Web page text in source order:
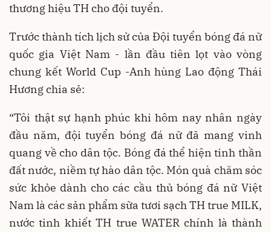
thương hiệu TH cho đội tuyển.
Trước thành tích lịch sử của Đội tuyển bóng đá nữ
quốc gia Việt Nam - lần đầu tiên lọt vào vòng
chung kết World Cup -Anh hùng Lao động Thái
Hương chia sẻ:
“Tôi thật sự hạnh phúc khi hôm nay nhân ngày
đầu năm, đội tuyển bóng đá nữ đã mang vinh
quang về cho dân tộc. Bóng đá thể hiện tinh thần
đất nước, niềm tự hào dân tộc. Món quà chăm sóc
sức khỏe dành cho các cầu thủ bóng đá nữ Việt
Nam là các sản phẩm sữa tươi sạch TH true MILK,
nước tinh khiết TH true WATER chính là thành